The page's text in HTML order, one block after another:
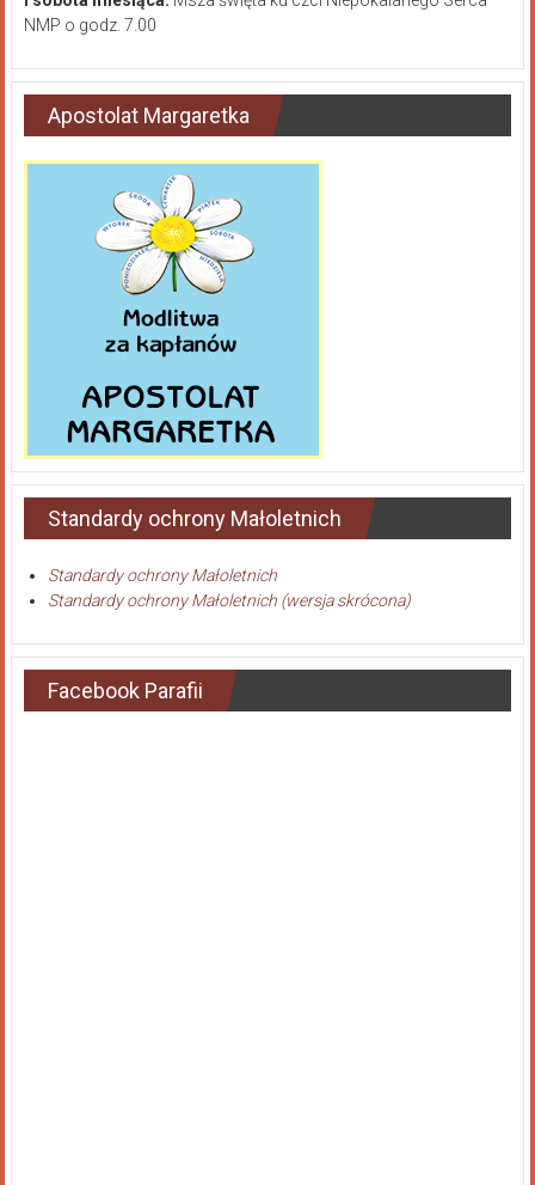
NMP o godz. 7.00
Apostolat Margaretka
Standardy ochrony Małoletnich
Standardy ochrony Małoletnich
Standardy ochrony Małoletnich (wersja skrócona)
Facebook Parafii